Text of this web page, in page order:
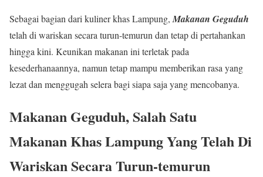
Sebagai bagian dari kuliner khas Lampung,Makanan Geguduh
telah di wariskan secara turun-temurun dan tetap di pertahankan
hingga kini. Keunikan makanan ini terletak pada
kesederhanaannya, namun tetap mampu memberikan rasa yang
lezat dan menggugah selera bagi siapa saja yang mencobanya.
Makanan Geguduh, Salah Satu
Makanan Khas Lampung Yang Telah Di
Wariskan Secara Turun-temurun